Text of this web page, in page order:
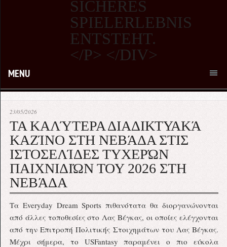
MENU
23/05/2026
ΤΑ ΚΑΛΎΤΕΡΑ ΔΙΑΔΙΚΤΥΑΚΆ
ΚΑΖΊΝΟ ΣΤΗ ΝΕΒΆΔΑ ΣΤΙΣ
ΙΣΤΟΣΕΛΊΔΕΣ ΤΥΧΕΡΏΝ
ΠΑΙΧΝΙΔΙΏΝ ΤΟΥ 2026 ΣΤΗ
ΝΕΒΆΔΑ
Τα Everyday Dream Sports πιθανότατα θα διοργανώνονται
από άλλες τοποθεσίες στο Λας Βέγκας, οι οποίες ελέγχονται
από την Επιτροπή Πολιτικής Στοιχημάτων του Λας Βέγκας.
Μέχρι σήμερα, το USFantasy παραμένει ο πιο εύκολα